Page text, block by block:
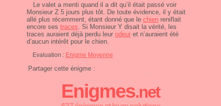
Le valet a menti quand il a dit qu’il était passé voir
Monsieur Z 5 jours plus tôt. De toute évidence, il y était
allé plus récemment, étant donné que le chien reniflait
encore ses traces . Si Monsieur Y disait la vérité, les
traces auraient déjà perdu leur odeur et n’auraient été
d’aucun intérêt pour le chien.
Evaluation : Enigme Moyenne
Partager cette énigme :
Enigmes.net